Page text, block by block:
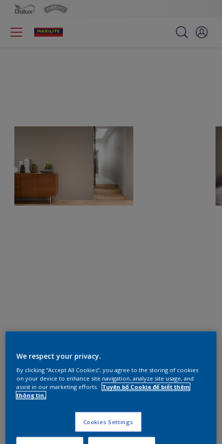
We respect your privacy.
By clicking “Accept All Cookies”, you agree to the storing of cookies
on your device to enhance site navigation, analyze site usage, and
assist in our marketing efforts.
Tuyên bố Cookie để biết thêm
thông tin.
Cookies Settings